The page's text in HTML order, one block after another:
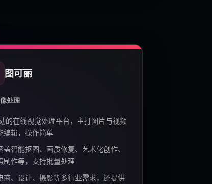
图可丽
处理
的在线视觉处理平台，主打图片与视频
编辑，操作简单
盖智能抠图、画质修复、艺术化创作、
制作等，支持批量处理
商、设计、摄影等多行业需求，还提供